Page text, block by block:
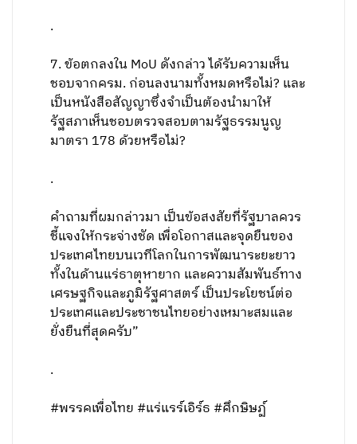
.
7. ข้อตกลงใน MoU ดังกล่าว ได้รับความเห็น
ชอบจากครม. ก่อนลงนามทั้งหมดหรือไม่? และ
เป็นหนังสือสัญญาซึ่งจำเป็นต้องนำมาให้
รัฐสภาเห็นชอบตรวจสอบตามรัฐธรรมนูญ
มาตรา 178 ด้วยหรือไม่?
.
คำถามที่ผมกล่าวมา เป็นข้อสงสัยที่รัฐบาลควร
ชี้แจงให้กระจ่างชัด เพื่อโอกาสและจุดยืนของ
ประเทศไทยบนเวทีโลกในการพัฒนาระยะยาว
ทั้งในด้านแร่ธาตุหายาก และความสัมพันธ์ทาง
เศรษฐกิจและภูมิรัฐศาสตร์ เป็นประโยชน์ต่อ
ประเทศและประชาชนไทยอย่างเหมาะสมและ
ยั่งยืนที่สุดครับ”
.
#พรรคเพื่อไทย #แร่แรร์เอิร์ธ #ศึกษิษฏ์